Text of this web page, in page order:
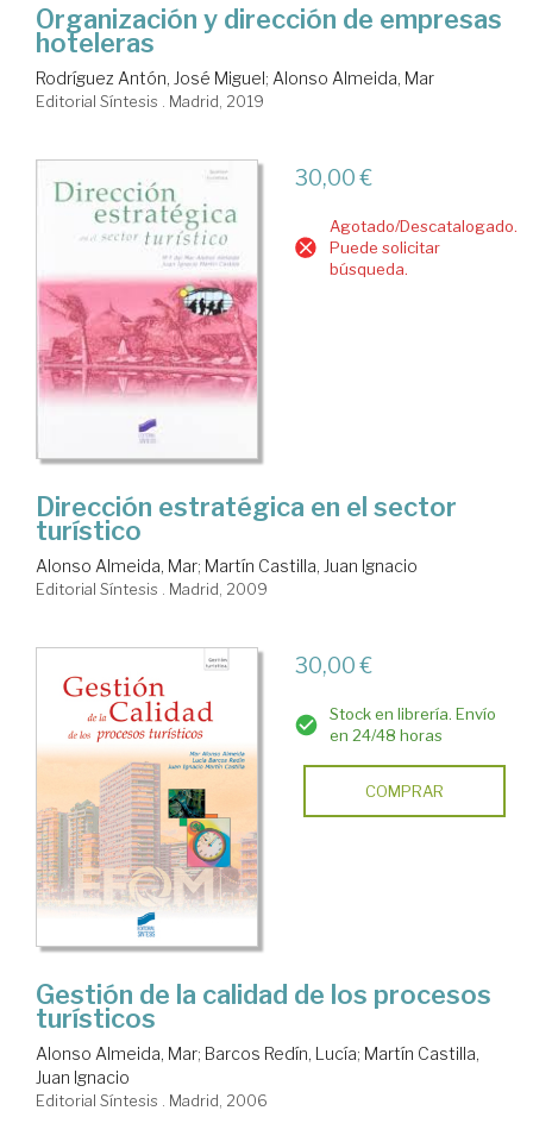
Organización y dirección de empresas
hoteleras
Rodríguez Antón, José Miguel; Alonso Almeida, Mar
Editorial Síntesis . Madrid, 2019
30,00 €
Agotado/Descatalogado.
Puede solicitar
búsqueda.
Dirección estratégica en el sector
turístico
Alonso Almeida, Mar; Martín Castilla, Juan Ignacio
Editorial Síntesis . Madrid, 2009
30,00 €
Stock en librería. Envío
en 24/48 horas
COMPRAR
Gestión de la calidad de los procesos
turísticos
Alonso Almeida, Mar; Barcos Redín, Lucía; Martín Castilla,
Juan Ignacio
Editorial Síntesis . Madrid, 2006